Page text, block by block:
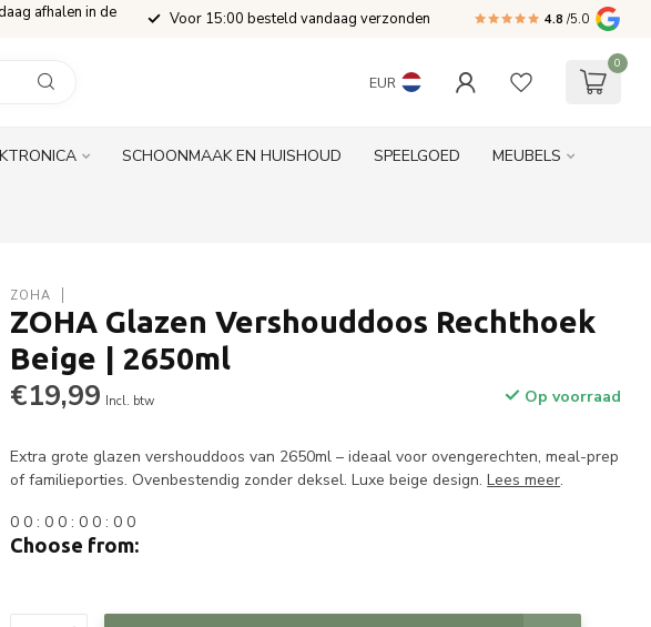
afhalen in de Voor 15:00 besteld vandaag verzonden 4.8 /5.0
EUR
0
SCHOONMAAK EN HUISHOUD SPEELGOED MEUBELS
ZOHA
ZOHA Glazen Vershouddoos Rechthoek
Beige | 2650ml
€19,99 Incl. btw Op voorraad
Extra grote glazen vershouddoos van 2650ml – ideaal voor ovengerechten, meal-prep
of familieporties. Ovenbestendig zonder deksel. Luxe beige design.Lees meer.
0 0 :0 0 :0 0 :0 0
Choose from: